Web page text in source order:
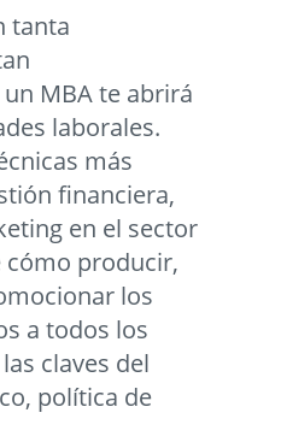
tanta
MBA te abrirá
laborales.
más
financiera,
en el sector
producir,
los
a todos los
claves del
política de